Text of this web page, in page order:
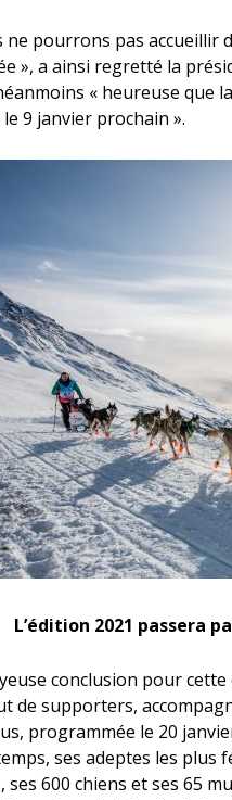
ne pourrons pas accueillir
», a ainsi regretté la
« heureuse que
9 janvier prochain ».
L’édition 2021 passera
conclusion pour cette
de supporters,
programmée le 20
ses adeptes les plus
ses 600 chiens et ses 65